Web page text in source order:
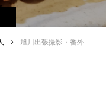
旭川出張撮影・番外編Vol７！